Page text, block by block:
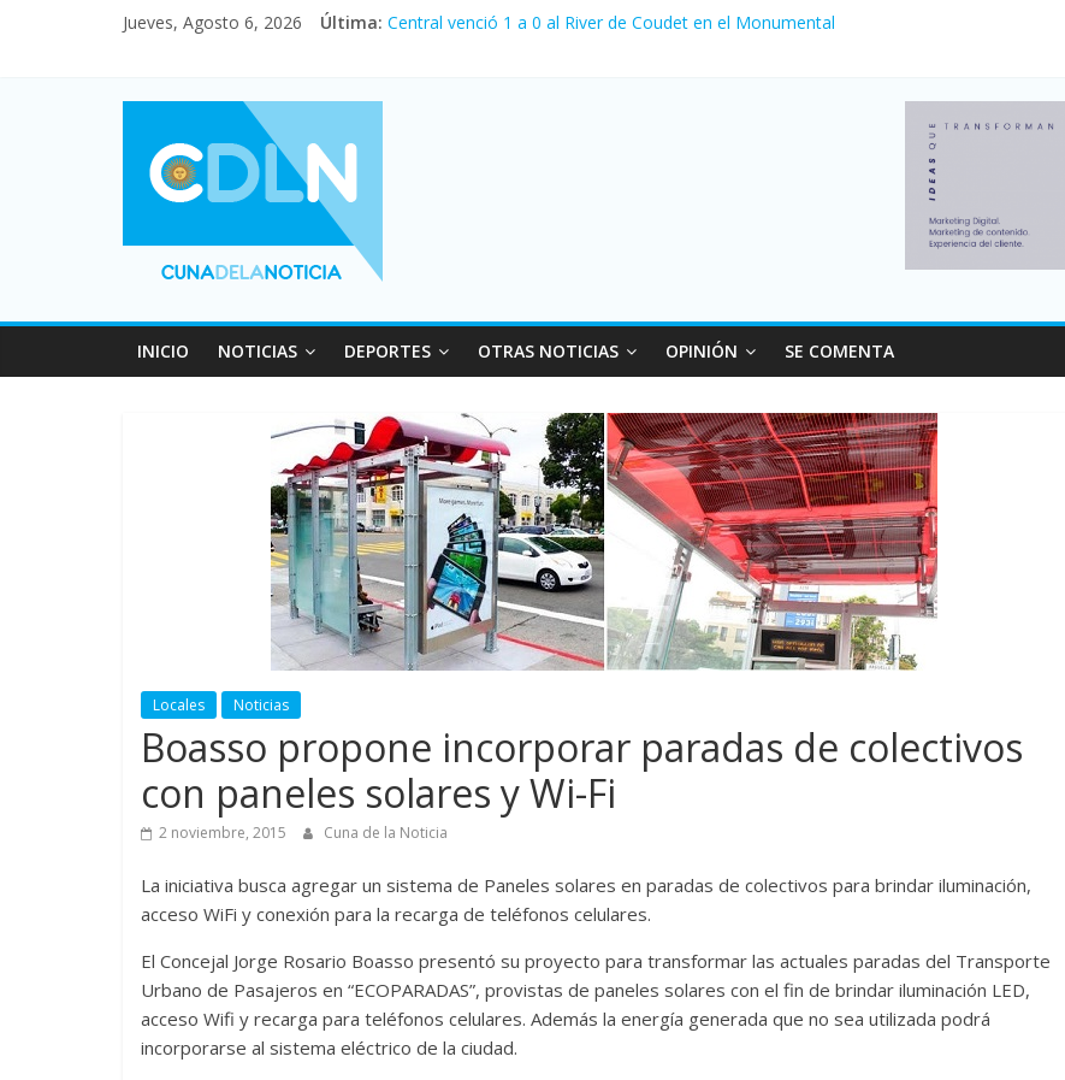
Jueves, Agosto 6, 2026 Última: Central venció 1 a 0 al River de Coudet en el Monumental
Vacaciones de invierno con más movimiento y consumo turístico: 4,6 millones de
Fuerte caída de la venta de autos usados en julio: bajó un 12,6% interanual
INICIO NOTICIAS DEPORTES OTRAS NOTICIAS OPINIÓN SE COMENTA
Locales Noticias
Boasso propone incorporar paradas de colectivos
con paneles solares y Wi-Fi
2 noviembre, 2015 Cuna de la Noticia
La iniciativa busca agregar un sistema de Paneles solares en paradas de colectivos para brindar iluminación,
acceso WiFi y conexión para la recarga de teléfonos celulares.
El Concejal Jorge Rosario Boasso presentó su proyecto para transformar las actuales paradas del Transporte
Urbano de Pasajeros en “ECOPARADAS”, provistas de paneles solares con el fin de brindar iluminación LED,
acceso Wifi y recarga para teléfonos celulares. Además la energía generada que no sea utilizada podrá
incorporarse al sistema eléctrico de la ciudad.